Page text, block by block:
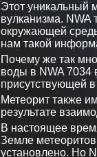
Этот уникальный
вулканизма. NWA
окружающей
нам такой
Почему же так
воды в NWA 7034
присутствующей
Метеорит также
результате
В настоящее
Земле
установлено. Но